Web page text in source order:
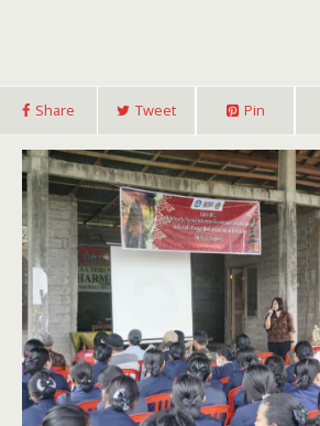
Share Tweet Pin